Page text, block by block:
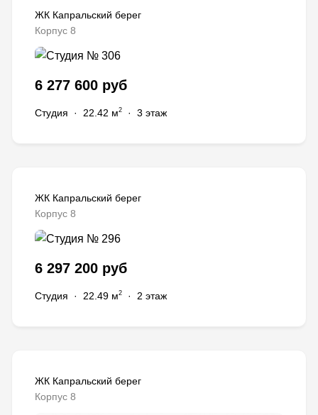
ЖК Капральский берег
Корпус 8
6 277 600 руб
Студия · 22.42 м2 · 3 этаж
ЖК Капральский берег
Корпус 8
6 297 200 руб
Студия · 22.49 м2 · 2 этаж
ЖК Капральский берег
Корпус 8